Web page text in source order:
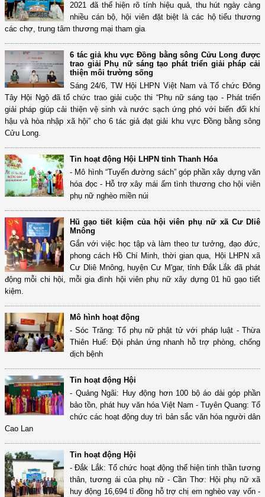
2021 đã thể hiện rõ tính hiệu quả, thu hút ngày càng
nhiều cán bộ, hội viên đặt biệt là các hộ tiểu thương
các chợ, trung tâm thương mại tham gia
6 tác giả khu vực Đồng bằng sông Cửu Long được
trao giải Phụ nữ sáng tạo phát triển giải pháp cải
thiện môi trường sống
Sáng 24/6, TW Hội LHPN Việt Nam và Tổ chức Đông
Tây Hội Ngộ đã tổ chức trao giải cuộc thi “Phụ nữ sáng tạo - Phát triển
giải pháp giúp cải thiện vệ sinh và nước sạch ứng phó với biến đổi khí
hậu và hòa nhập xã hội” cho 6 tác giả đạt giải khu vực Đồng bằng sông
Cửu Long.
Tin hoạt động Hội LHPN tỉnh Thanh Hóa
- Mô hình “Tuyến đường sách” góp phần xây dựng văn
hóa đọc - Hỗ trợ xây mái ấm tình thương cho hội viên
phụ nữ nghèo miền núi
Hũ gạo tiết kiệm của hội viên phụ nữ xã Cư Dliê
Mnông
Gắn với việc học tập và làm theo tư tưởng, đạo đức,
phong cách Hồ Chí Minh, thời gian qua, Hội LHPN xã
Cư Dliê Mnông, huyện Cư M'gar, tỉnh Đắk Lắk đã phát
động mỗi chi hội, mỗi gia đình hội viên phụ nữ xây dựng 01 hũ gạo tiết
kiệm.
Mô hình hoạt động
- Sóc Trăng: Tổ phụ nữ phật tử với pháp luật - Thừa
Thiên Huế: Đội phản ứng nhanh hỗ trợ phòng, chống
dịch bệnh
Tin hoạt động Hội
- Quảng Ngãi: Huy động hơn 100 bộ áo dài góp phần
bảo tồn, phát huy văn hóa Việt Nam - Tuyên Quang: Tổ
chức các hoạt động duy trì bản sắc văn hóa người dân
Cao Lan
Tin hoạt động Hội
- Đắk Lắk: Tổ chức hoạt động thể hiện tinh thần tương
thân, tương ái của phụ nữ - Cần Thơ: Hội phụ nữ xã
huy động 16,694 tỉ đồng hỗ trợ chị em nghèo vay vốn -